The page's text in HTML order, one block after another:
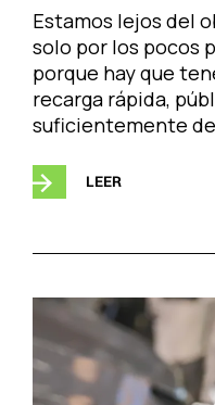
Estamos lejos del
solo por los pocos
porque hay que
recarga rápida,
suficientemente
LEER